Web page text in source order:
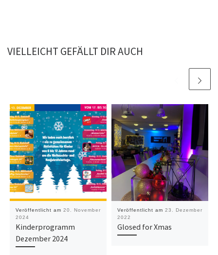
VIELLEICHT GEFÄLLT DIR AUCH
Veröffentlicht am 20. November
2024
Kinderprogramm
Dezember 2024
Veröffentlicht am 23. Dezember
2022
Glosed for Xmas